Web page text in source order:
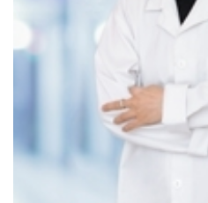
Viêm mũi dị ứng, viêm
Viêm amidan mạn tính
Trào ngược dạ dày –
Nhiễm EBV (virus
ung thư vòm họng
*** Trường hợp có yếu tố
Thường xuyên tiếp xúc